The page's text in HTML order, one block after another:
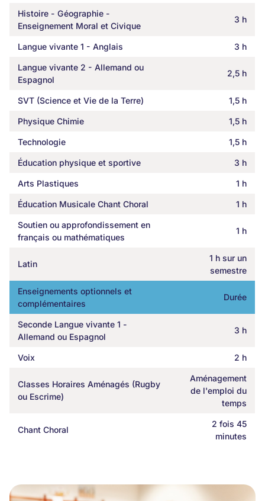
Histoire - Géographie -
Enseignement Moral et Civique
3 h
Langue vivante 1 - Anglais 3 h
Langue vivante 2 - Allemand ou
Espagnol
2,5 h
SVT (Science et Vie de la Terre) 1,5 h
Physique Chimie 1,5 h
Technologie 1,5 h
Éducation physique et sportive 3 h
Arts Plastiques 1 h
Éducation Musicale Chant Choral 1 h
Soutien ou approfondissement en
français ou mathématiques
1 h
Latin
1 h sur un
semestre
Enseignements optionnels et
complémentaires
Durée
Seconde Langue vivante 1 -
Allemand ou Espagnol
3 h
Voix 2 h
Classes Horaires Aménagés (Rugby
ou Escrime)
Aménagement
de l'emploi du
temps
Chant Choral
2 fois 45
minutes